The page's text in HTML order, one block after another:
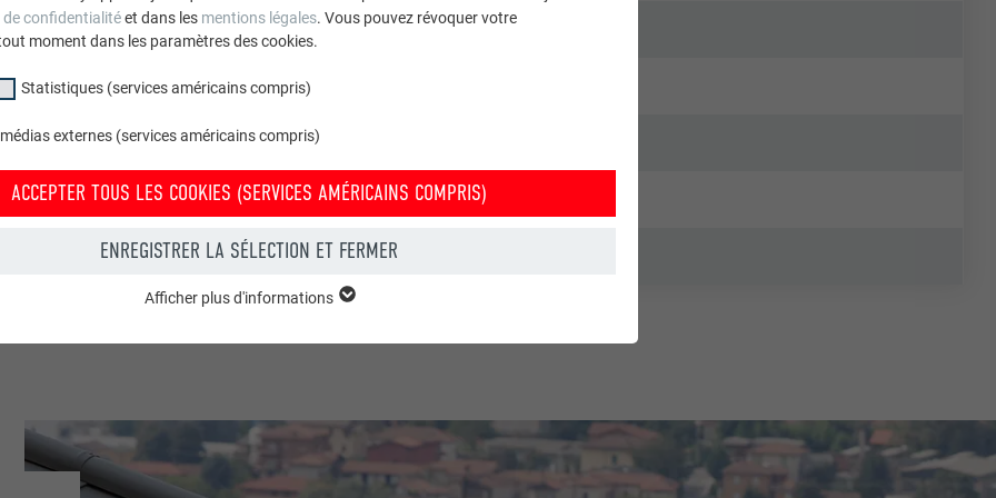
Berchtold Spengler Dachdecker GmbH & Co KG / Dornbirn
& autres installations
confidentialitéet dans les mentions légales. Vous pouvez révoquer votre
moment dans les paramètres des cookies.
Statistiques (services américains compris)
externes (services américains compris)
ACCEPTER TOUS LES COOKIES (SERVICES AMÉRICAINS COMPRIS)
ENREGISTRER LA SÉLECTION ET FERMER
PHP
AMÉRICAINS COMPRIS)
(services américains compris) » nous aident à comprendre comment le site
Afficher plus d'informations